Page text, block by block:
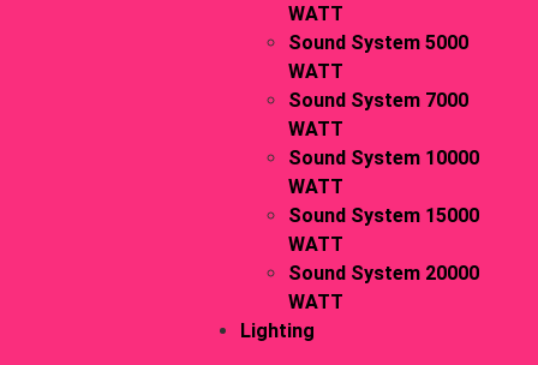
WATT
Sound System 5000
WATT
Sound System 7000
WATT
Sound System 10000
WATT
Sound System 15000
WATT
Sound System 20000
WATT
Lighting